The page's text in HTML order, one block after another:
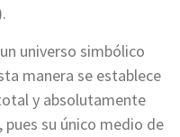
universo simbólico
manera se establece
y absolutamente
su único medio de